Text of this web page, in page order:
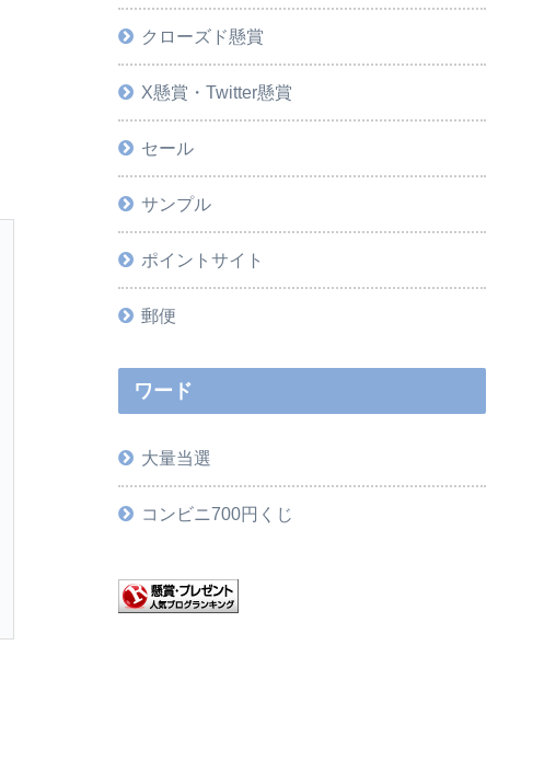
クローズド懸賞
X懸賞・Twitter懸賞
セール
サンプル
ポイントサイト
郵便
ワード
大量当選
コンビニ700円くじ